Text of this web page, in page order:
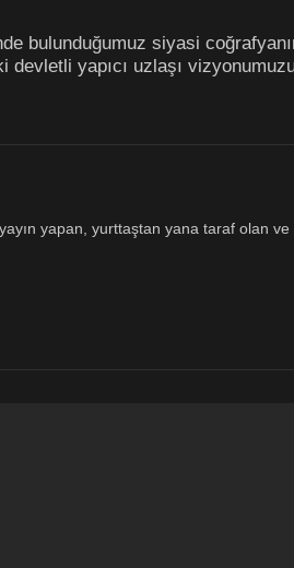
bulunduğumuz siyasi
devletli yapıcı uzlaşı
yapan, yurttaştan yana taraf olan